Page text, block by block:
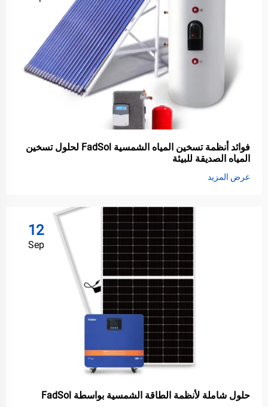
فوائد أنظمة تسخين المياه الشمسية FadSol لحلول تسخين
المياه الصديقة للبيئة
عرض المزيد
12
Sep
حلول شاملة لأنظمة الطاقة الشمسية بواسطة FadSol